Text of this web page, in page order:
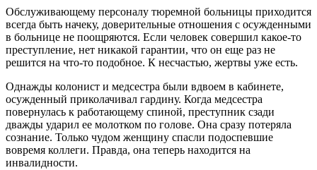
Обслуживающему персоналу тюремной больницы приходится
всегда быть начеку, доверительные отношения с осужденными
в больнице не поощряются. Если человек совершил какое-то
преступление, нет никакой гарантии, что он еще раз не
решится на что-то подобное. К несчастью, жертвы уже есть.
Однажды колонист и медсестра были вдвоем в кабинете,
осужденный приколачивал гардину. Когда медсестра
повернулась к работающему спиной, преступник сзади
дважды ударил ее молотком по голове. Она сразу потеряла
сознание. Только чудом женщину спасли подоспевшие
вовремя коллеги. Правда, она теперь находится на
инвалидности.